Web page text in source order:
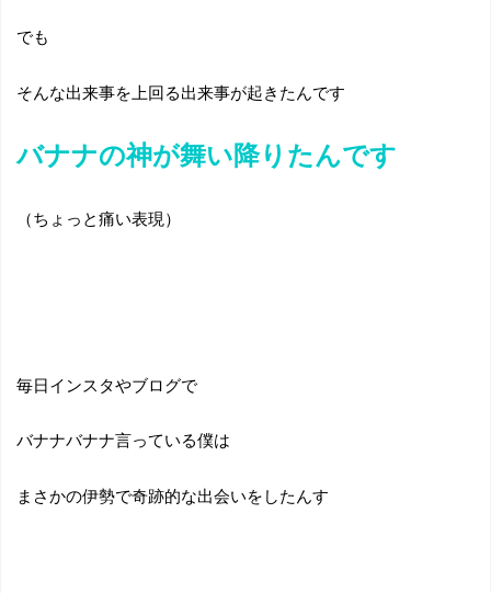
でも
そんな出来事を上回る出来事が起きたんです
バナナの神が舞い降りたんです
（ちょっと痛い表現）
毎日インスタやブログで
バナナバナナ言っている僕は
まさかの伊勢で奇跡的な出会いをしたんす